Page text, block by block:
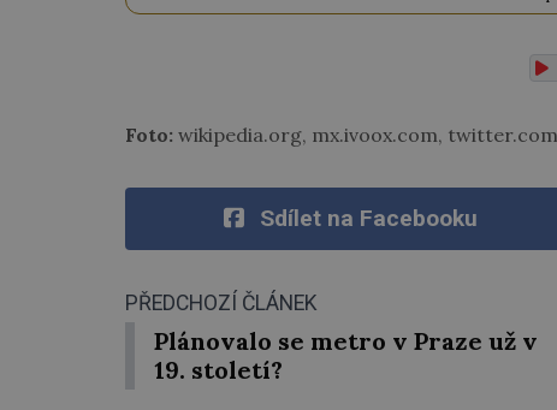
Foto: wikipedia.org, mx.ivoox.com, twitter.com
Sdílet na Facebooku
PŘEDCHOZÍ ČLÁNEK
Plánovalo se metro v Praze už v
19. století?